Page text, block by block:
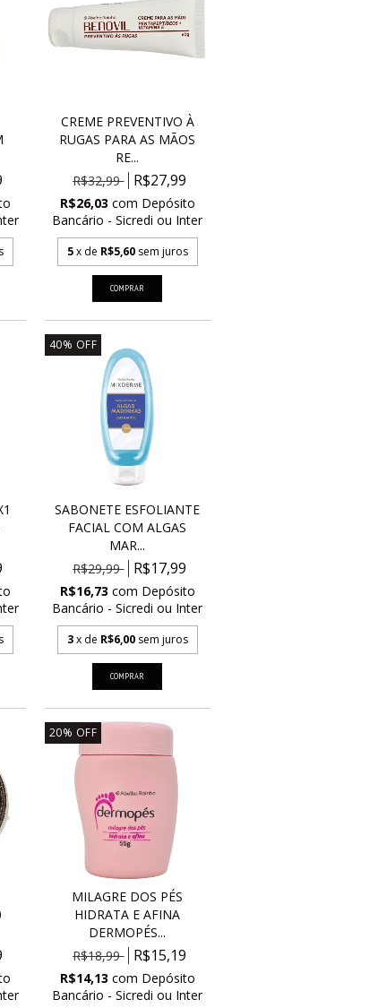
CREME PREVENTIVO À
RUGAS PARA AS MÃOS
RE...
R$32,99
R$27,99
R$26,03 com Depósito
Bancário - Sicredi ou Inter
5x de R$5,60 sem juros
40% OFF
SABONETE ESFOLIANTE
FACIAL COM ALGAS
MAR...
R$29,99
R$17,99
R$16,73 com Depósito
Bancário - Sicredi ou Inter
3x de R$6,00 sem juros
20% OFF
MILAGRE DOS PÉS
HIDRATA E AFINA
DERMOPÉS...
R$18,99
R$15,19
R$14,13 com Depósito
Bancário - Sicredi ou Inter